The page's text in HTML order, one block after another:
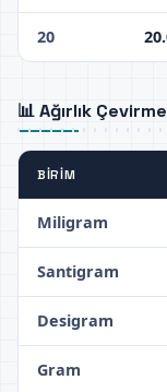
20
📊 Ağırlık
BIRIM
Miligram
Santigram
Desigram
Gram